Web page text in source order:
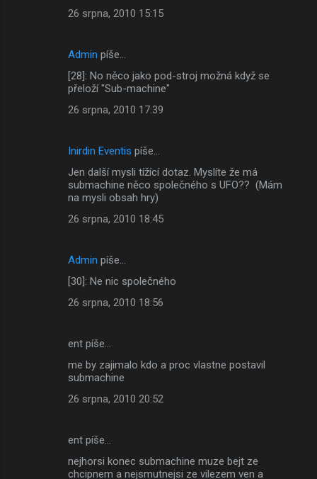
26 srpna, 2010 15:15
Admin píše…
[28]: No něco jako pod-stroj možná když se
přeloží "Sub-machine"
26 srpna, 2010 17:39
Inirdin Eventis píše…
Jen další mysli tížící dotaz. Myslíte že má
submachine něco společného s UFO?? (Mám
na mysli obsah hry)
26 srpna, 2010 18:45
Admin píše…
[30]: Ne nic společného
26 srpna, 2010 18:56
ent píše…
me by zajimalo kdo a proc vlastne postavil
submachine
26 srpna, 2010 20:52
ent píše…
nejhorsi konec submachine muze bejt ze
chcipnem a nejsmutnejsi ze vilezem ven a